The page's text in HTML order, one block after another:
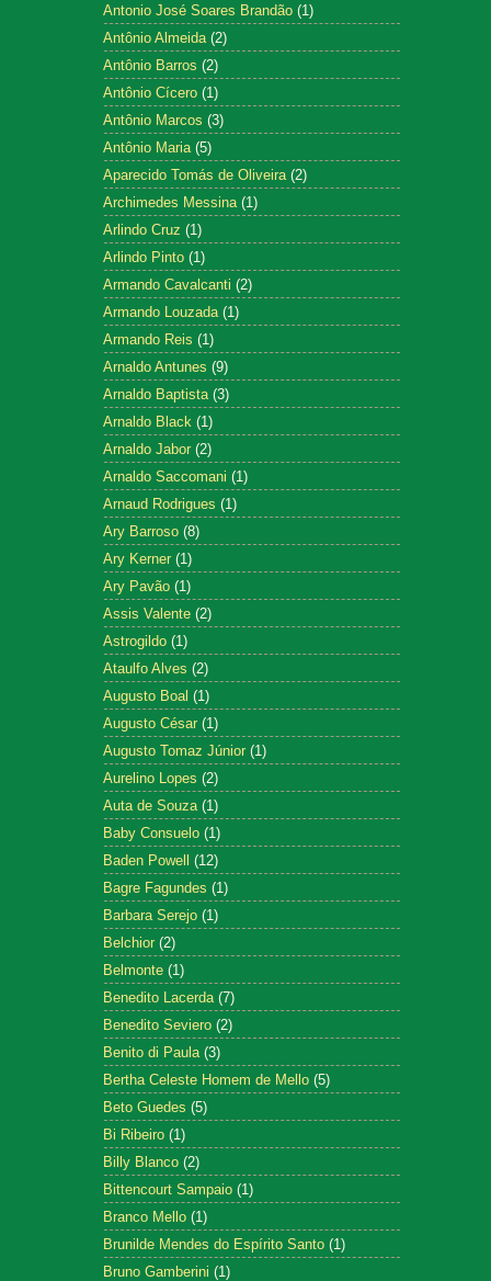
Antonio José Soares Brandão (1)
Antônio Almeida (2)
Antônio Barros (2)
Antônio Cícero (1)
Antônio Marcos (3)
Antônio Maria (5)
Aparecido Tomás de Oliveira (2)
Archimedes Messina (1)
Arlindo Cruz (1)
Arlindo Pinto (1)
Armando Cavalcanti (2)
Armando Louzada (1)
Armando Reis (1)
Arnaldo Antunes (9)
Arnaldo Baptista (3)
Arnaldo Black (1)
Arnaldo Jabor (2)
Arnaldo Saccomani (1)
Arnaud Rodrigues (1)
Ary Barroso (8)
Ary Kerner (1)
Ary Pavão (1)
Assis Valente (2)
Astrogildo (1)
Ataulfo Alves (2)
Augusto Boal (1)
Augusto César (1)
Augusto Tomaz Júnior (1)
Aurelino Lopes (2)
Auta de Souza (1)
Baby Consuelo (1)
Baden Powell (12)
Bagre Fagundes (1)
Barbara Serejo (1)
Belchior (2)
Belmonte (1)
Benedito Lacerda (7)
Benedito Seviero (2)
Benito di Paula (3)
Bertha Celeste Homem de Mello (5)
Beto Guedes (5)
Bi Ribeiro (1)
Billy Blanco (2)
Bittencourt Sampaio (1)
Branco Mello (1)
Brunilde Mendes do Espírito Santo (1)
Bruno Gamberini (1)